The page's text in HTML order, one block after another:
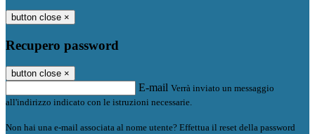
button close ×
Recupero password
button close ×
E-mail Verrà inviato un messaggio
all'indirizzo indicato con le istruzioni necessarie.
Non hai una e-mail associata al nome utente? Effettua il reset della password